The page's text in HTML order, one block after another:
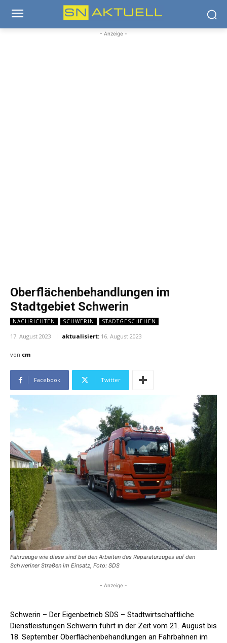
- Anzeige -
Oberflächenbehandlungen im
Stadtgebiet Schwerin
NACHRICHTEN SCHWERIN STADTGESCHEHEN
17. August 2023 aktualisiert: 16. August 2023
von cm
Facebook Twitter
Fahrzeuge wie diese sind bei den Arbeiten des Reparaturzuges auf den
Schweriner Straßen im Einsatz, Foto: SDS
- Anzeige -
Schwerin – Der Eigenbetrieb SDS – Stadtwirtschaftliche
Dienstleistungen Schwerin führt in der Zeit vom 21. August bis
18. September Oberflächenbehandlungen an Fahrbahnen im